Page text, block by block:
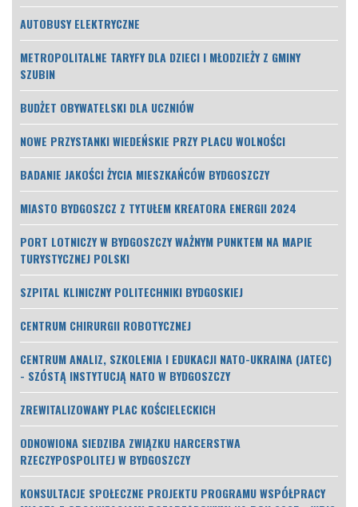
AUTOBUSY ELEKTRYCZNE
METROPOLITALNE TARYFY DLA DZIECI I MŁODZIEŻY Z GMINY
SZUBIN
BUDŻET OBYWATELSKI DLA UCZNIÓW
NOWE PRZYSTANKI WIEDEŃSKIE PRZY PLACU WOLNOŚCI
BADANIE JAKOŚCI ŻYCIA MIESZKAŃCÓW BYDGOSZCZY
MIASTO BYDGOSZCZ Z TYTUŁEM KREATORA ENERGII 2024
PORT LOTNICZY W BYDGOSZCZY WAŻNYM PUNKTEM NA MAPIE
TURYSTYCZNEJ POLSKI
SZPITAL KLINICZNY POLITECHNIKI BYDGOSKIEJ
CENTRUM CHIRURGII ROBOTYCZNEJ
CENTRUM ANALIZ, SZKOLENIA I EDUKACJI NATO-UKRAINA (JATEC)
- SZÓSTĄ INSTYTUCJĄ NATO W BYDGOSZCZY
ZREWITALIZOWANY PLAC KOŚCIELECKICH
ODNOWIONA SIEDZIBA ZWIĄZKU HARCERSTWA
RZECZYPOSPOLITEJ W BYDGOSZCZY
KONSULTACJE SPOŁECZNE PROJEKTU PROGRAMU WSPÓŁPRACY